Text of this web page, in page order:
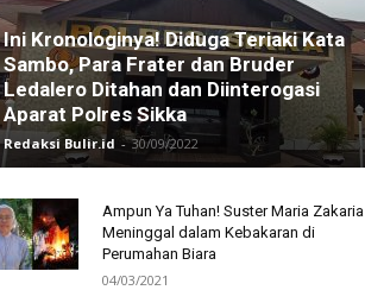
Ini Kronologinya! Diduga Teriaki Kata
Sambo, Para Frater dan Bruder
Ledalero Ditahan dan Diinterogasi
Aparat Polres Sikka
Redaksi Bulir.id - 30/09/2022
Ampun Ya Tuhan! Suster Maria Zakaria
Meninggal dalam Kebakaran di
Perumahan Biara
04/03/2021